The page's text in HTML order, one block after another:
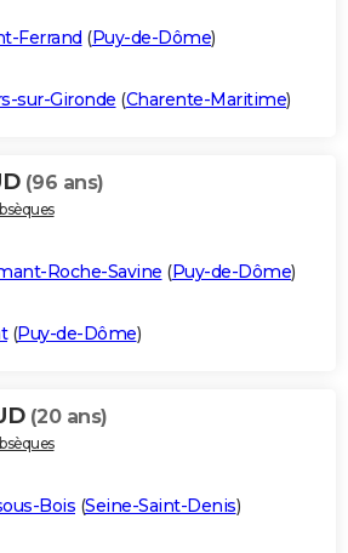
Ferrand (Puy-de-Dôme)
sur-Gironde (Charente-Maritime)
(96 ans)
Roche-Savine (Puy-de-Dôme)
(Puy-de-Dôme)
(20 ans)
Bois (Seine-Saint-Denis)